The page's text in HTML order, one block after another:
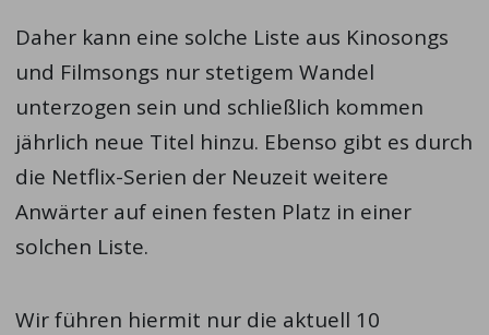
Daher kann eine solche Liste aus Kinosongs
und Filmsongs nur stetigem Wandel
unterzogen sein und schließlich kommen
jährlich neue Titel hinzu. Ebenso gibt es durch
die Netflix-Serien der Neuzeit weitere
Anwärter auf einen festen Platz in einer
solchen Liste.
Wir führen hiermit nur die aktuell 10